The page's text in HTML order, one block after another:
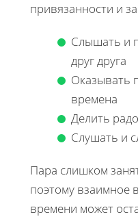
привязанности и
Слышать и
друг друга
Оказывать
времена
Делить
Слушать и
Пара слишком
поэтому взаимное
времени может